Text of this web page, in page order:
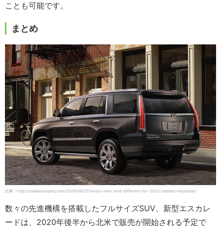
ことも可能です。
まとめ
出典：http://cadillacsociety.com/2019/06/21/whats-new-and-different-for-2020-cadillac-escalade/
数々の先進機構を搭載したフルサイズSUV、新型エスカレ
ードは、2020年後半から北米で販売が開始される予定で